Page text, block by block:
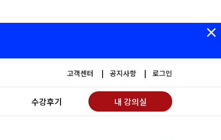
고객센터 공지사항 로그인
수강후기 내 강의실